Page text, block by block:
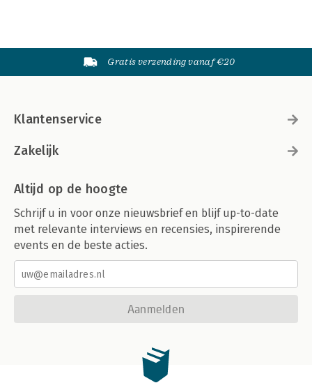
Gratis verzending vanaf €20
Klantenservice
Zakelijk
Altijd op de hoogte
Schrijf u in voor onze nieuwsbrief en blijf up-to-date
met relevante interviews en recensies, inspirerende
events en de beste acties.
Aanmelden